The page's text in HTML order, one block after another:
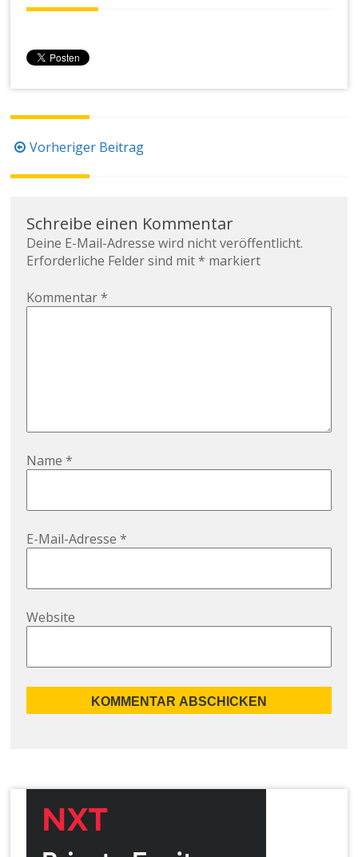
Beitragsnavigation
Vorheriger Beitrag
Schreibe einen Kommentar
Deine E-Mail-Adresse wird nicht veröffentlicht.
Erforderliche Felder sind mit* markiert
Kommentar*
Name*
E-Mail-Adresse*
Website